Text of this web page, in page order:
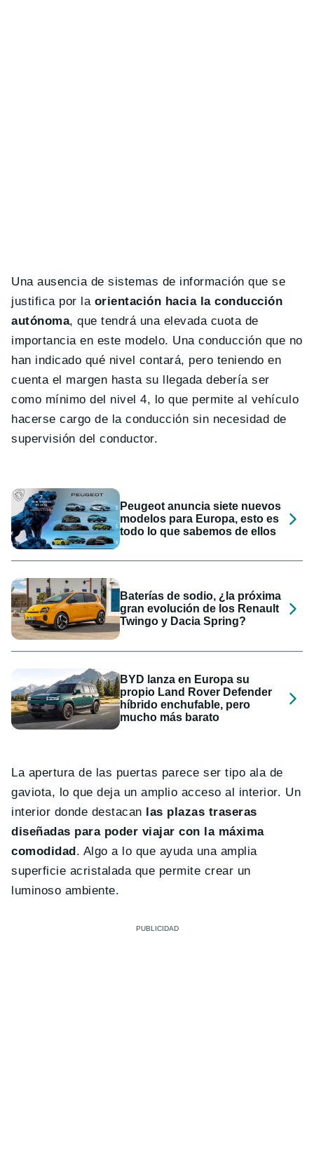
Una ausencia de sistemas de información que se
justifica por la orientación hacia la conducción
autónoma, que tendrá una elevada cuota de
importancia en este modelo. Una conducción que no
han indicado qué nivel contará, pero teniendo en
cuenta el margen hasta su llegada debería ser
como mínimo del nivel 4, lo que permite al vehículo
hacerse cargo de la conducción sin necesidad de
supervisión del conductor.
Peugeot anuncia siete nuevos
modelos para Europa, esto es
todo lo que sabemos de ellos
Baterías de sodio, ¿la próxima
gran evolución de los Renault
Twingo y Dacia Spring?
BYD lanza en Europa su
propio Land Rover Defender
híbrido enchufable, pero
mucho más barato
La apertura de las puertas parece ser tipo ala de
gaviota, lo que deja un amplio acceso al interior. Un
interior donde destacan las plazas traseras
diseñadas para poder viajar con la máxima
comodidad. Algo a lo que ayuda una amplia
superficie acristalada que permite crear un
luminoso ambiente.